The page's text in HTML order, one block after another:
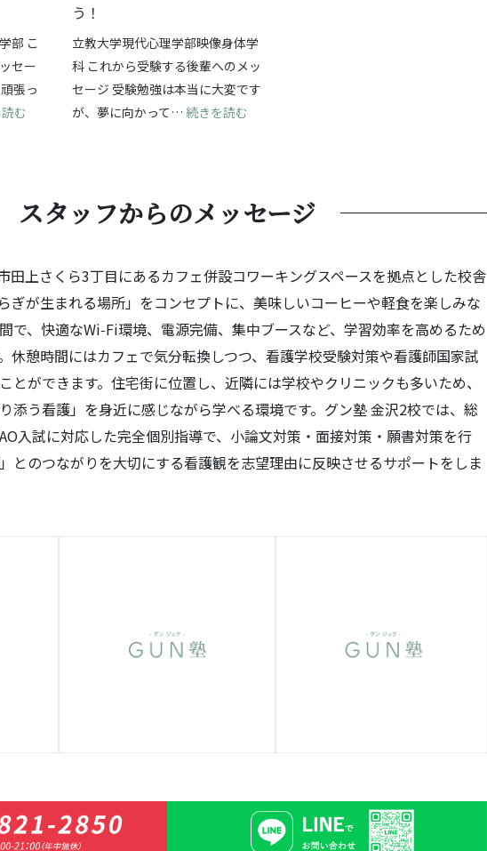
部 こ
セー
張っ
む : 受験の挑戦を通じて成長を！自分の強みを見つけ、無事合格へ！
う！
立教大学現代心理学部映像身体学
科 これから受験する後輩へのメッ
セージ 受験勉強は本当に大変です
が、夢に向かって… 続きを読む
スタッフからのメッセージ
田上さくら3丁目にあるカフェ併設コワーキングスペースを拠点とした校舎
ぎが生まれる場所」をコンセプトに、美味しいコーヒーや軽食を楽しみな
で、快適なWi‑Fi環境、電源完備、集中ブースなど、学習効率を高めるため
休憩時間にはカフェで気分転換しつつ、看護学校受験対策や看護師国家試
とができます。住宅街に位置し、近隣には学校やクリニックも多いため、
添う看護」を身近に感じながら学べる環境です。グン塾 金沢2校では、総
入試に対応した完全個別指導で、小論文対策・面接対策・願書対策を行
とのつながりを大切にする看護観を志望理由に反映させるサポートをしま